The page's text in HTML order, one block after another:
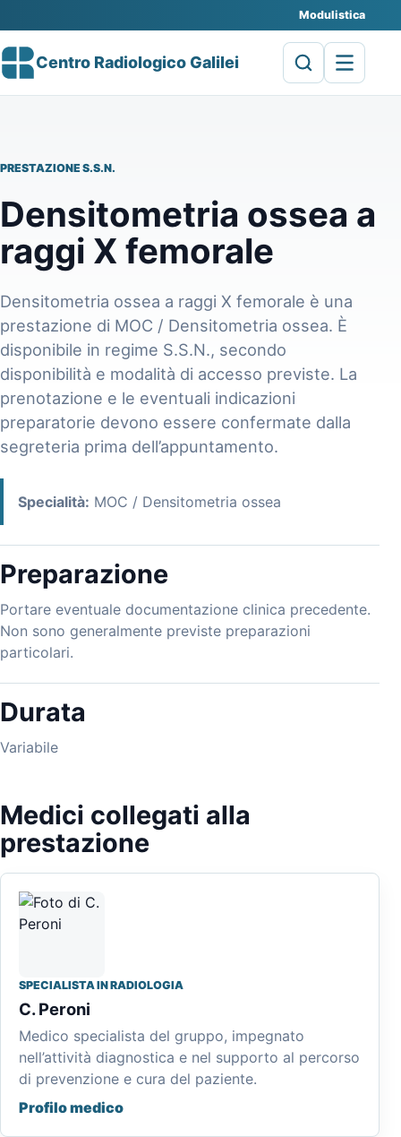
Modulistica
Centro Radiologico Galilei
PRESTAZIONE S.S.N.
Densitometria ossea a
raggi X femorale
Densitometria ossea a raggi X femorale è una
prestazione di MOC / Densitometria ossea. È
disponibile in regime S.S.N., secondo
disponibilità e modalità di accesso previste. La
prenotazione e le eventuali indicazioni
preparatorie devono essere confermate dalla
segreteria prima dell’appuntamento.
Specialità: MOC / Densitometria ossea
Preparazione
Portare eventuale documentazione clinica precedente.
Non sono generalmente previste preparazioni
particolari.
Durata
Variabile
Medici collegati alla
prestazione
SPECIALISTA IN RADIOLOGIA
C. Peroni
Medico specialista del gruppo, impegnato
nell’attività diagnostica e nel supporto al percorso
di prevenzione e cura del paziente.
Profilo medico